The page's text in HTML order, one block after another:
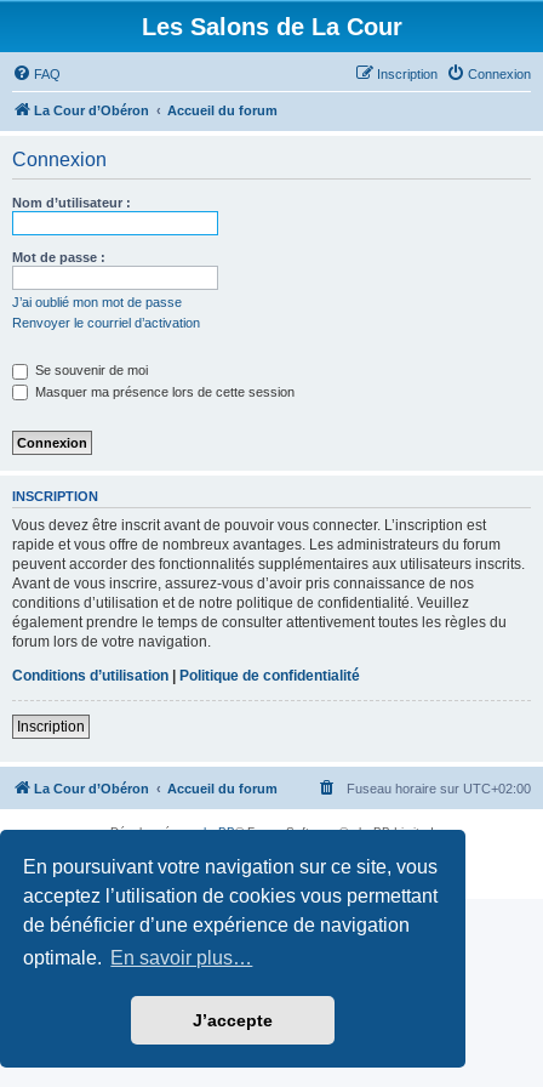
En poursuivant votre navigation sur ce site, vous
acceptez l’utilisation de cookies vous permettant
de bénéficier d’une expérience de navigation
optimale. En savoir plus…
J’accepte
Les Salons de La Cour
FAQ Connexion
Inscription
La Cour d’Obéron Accueil du forum
Connexion
Nom d’utilisateur :
Mot de passe :
J’ai oublié mon mot de passe
Renvoyer le courriel d’activation
Se souvenir de moi
Masquer ma présence lors de cette session
INSCRIPTION
Vous devez être inscrit avant de pouvoir vous connecter. L’inscription est
rapide et vous offre de nombreux avantages. Les administrateurs du forum
peuvent accorder des fonctionnalités supplémentaires aux utilisateurs inscrits.
Avant de vous inscrire, assurez-vous d’avoir pris connaissance de nos
conditions d’utilisation et de notre politique de confidentialité. Veuillez
également prendre le temps de consulter attentivement toutes les règles du
forum lors de votre navigation.
Conditions d’utilisation | Politique de confidentialité
Inscription
La Cour d’Obéron Accueil du forum Fuseau horaire sur UTC+02:00
Développé parphpBB® Forum Software © phpBB Limited
Confidentialité| Conditions